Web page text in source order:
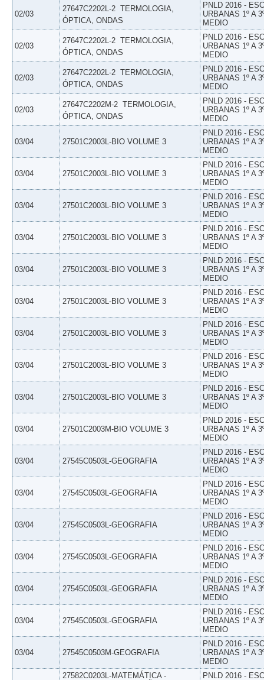
02/03
27647C2202L-2  TERMOLOGIA,
ÓPTICA, ONDAS
PNLD 2016 -
URBANAS 1º A
MEDIO
02/03
27647C2202L-2  TERMOLOGIA,
ÓPTICA, ONDAS
PNLD 2016 -
URBANAS 1º A
MEDIO
02/03
27647C2202L-2  TERMOLOGIA,
ÓPTICA, ONDAS
PNLD 2016 -
URBANAS 1º A
MEDIO
02/03
27647C2202M-2  TERMOLOGIA,
ÓPTICA, ONDAS
PNLD 2016 -
URBANAS 1º A
MEDIO
03/04 27501C2003L-BIO VOLUME 3
PNLD 2016 -
URBANAS 1º A
MEDIO
03/04 27501C2003L-BIO VOLUME 3
PNLD 2016 -
URBANAS 1º A
MEDIO
03/04 27501C2003L-BIO VOLUME 3
PNLD 2016 -
URBANAS 1º A
MEDIO
03/04 27501C2003L-BIO VOLUME 3
PNLD 2016 -
URBANAS 1º A
MEDIO
03/04 27501C2003L-BIO VOLUME 3
PNLD 2016 -
URBANAS 1º A
MEDIO
03/04 27501C2003L-BIO VOLUME 3
PNLD 2016 -
URBANAS 1º A
MEDIO
03/04 27501C2003L-BIO VOLUME 3
PNLD 2016 -
URBANAS 1º A
MEDIO
03/04 27501C2003L-BIO VOLUME 3
PNLD 2016 -
URBANAS 1º A
MEDIO
03/04 27501C2003L-BIO VOLUME 3
PNLD 2016 -
URBANAS 1º A
MEDIO
03/04 27501C2003M-BIO VOLUME 3
PNLD 2016 -
URBANAS 1º A
MEDIO
03/04 27545C0503L-GEOGRAFIA
PNLD 2016 -
URBANAS 1º A
MEDIO
03/04 27545C0503L-GEOGRAFIA
PNLD 2016 -
URBANAS 1º A
MEDIO
03/04 27545C0503L-GEOGRAFIA
PNLD 2016 -
URBANAS 1º A
MEDIO
03/04 27545C0503L-GEOGRAFIA
PNLD 2016 -
URBANAS 1º A
MEDIO
03/04 27545C0503L-GEOGRAFIA
PNLD 2016 -
URBANAS 1º A
MEDIO
03/04 27545C0503L-GEOGRAFIA
PNLD 2016 -
URBANAS 1º A
MEDIO
03/04 27545C0503M-GEOGRAFIA
PNLD 2016 -
URBANAS 1º A
MEDIO
27582C0203L-MATEMÁTICA -
PNLD 2016 -